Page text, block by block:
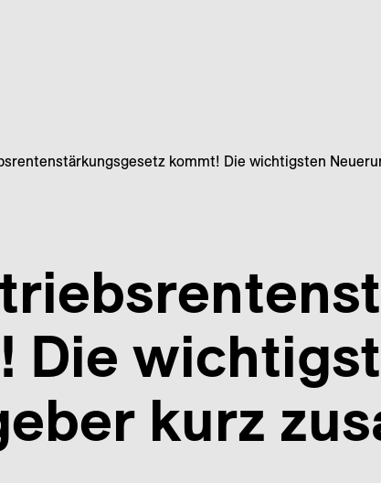
kommt! Die wichtigsten
Die
kurz